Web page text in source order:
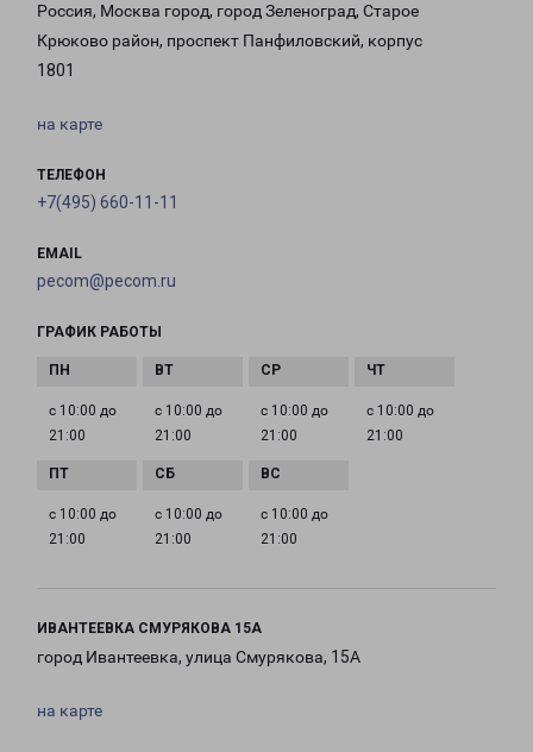
Россия, Москва город, город Зеленоград, Старое
Крюково район, проспект Панфиловский, корпус
1801
на карте
ТЕЛЕФОН
+7(495) 660-11-11
EMAIL
pecom@pecom.ru
ГРАФИК РАБОТЫ
с 10:00 до
21:00
с 10:00 до
21:00
с 10:00 до
21:00
с 10:00 до
21:00
с 10:00 до
21:00
с 10:00 до
21:00
с 10:00 до
21:00
ИВАНТЕЕВКА СМУРЯКОВА 15А
город Ивантеевка, улица Смурякова, 15А
на карте